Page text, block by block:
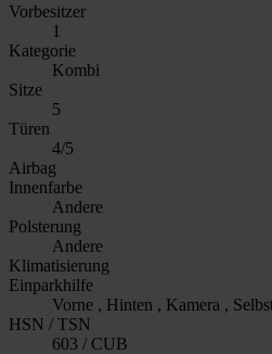
Vorbesitzer
1
Kategorie
Kombi
Sitze
5
Türen
4/5
Airbag
Innenfarbe
Andere
Polsterung
Andere
Klimatisierung
Einparkhilfe
Vorne , Hinten , Kamera ,
HSN / TSN
603 / CUB